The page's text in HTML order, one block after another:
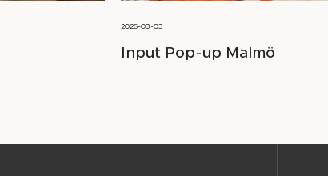
2026-03-03
Input Pop-up Malmö